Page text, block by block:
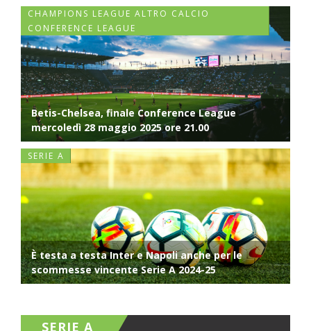
CHAMPIONS LEAGUE ALTRO CALCIO
CONFERENCE LEAGUE
Betis-Chelsea, finale Conference League
mercoledì 28 maggio 2025 ore 21.00
SERIE A
È testa a testa Inter e Napoli anche per le
scommesse vincente Serie A 2024-25
SERIE A